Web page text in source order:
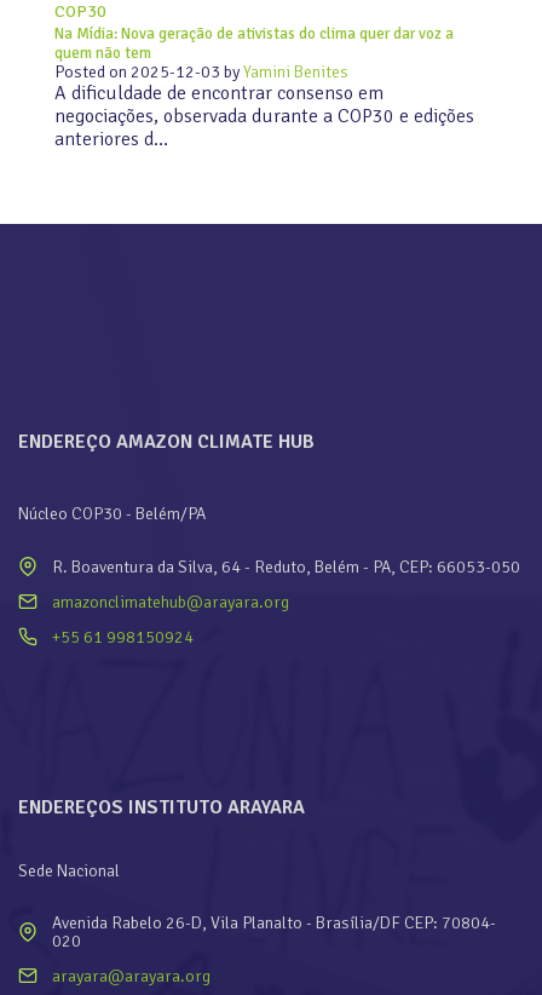
COP30
Na Mídia: Nova geração de ativistas do clima quer dar voz a
quem não tem
Posted on 2025-12-03 byYamini Benites
A dificuldade de encontrar consenso em
negociações, observada durante a COP30 e edições
anteriores d…
ENDEREÇO AMAZON CLIMATE HUB
Núcleo COP30 - Belém/PA
R. Boaventura da Silva, 64 - Reduto, Belém - PA, CEP: 66053-050
amazonclimatehub@arayara.org
+55 61 998150924
ENDEREÇOS INSTITUTO ARAYARA
Sede Nacional
Avenida Rabelo 26-D, Vila Planalto - Brasília/DF CEP: 70804-
020
arayara@arayara.org